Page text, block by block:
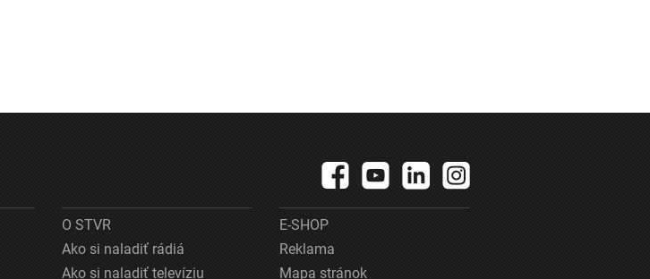
O STVR
Ako si naladiť rádiá
Ako si naladiť televíziu
E-SHOP
Reklama
Mapa stránok